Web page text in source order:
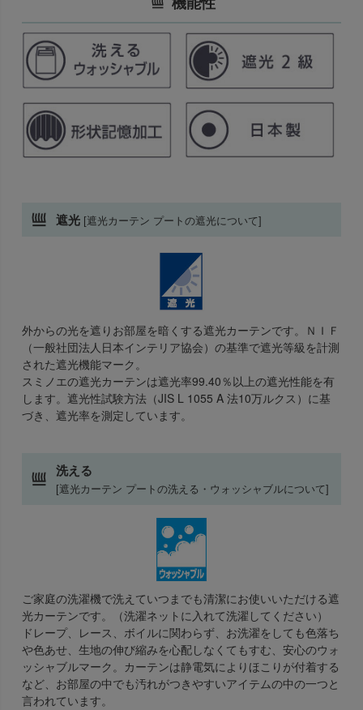
遮光 [遮光カーテン プートの遮光について]
外からの光を遮りお部屋を暗くする遮光カーテンです。ＮＩＦ
（一般社団法人日本インテリア協会）の基準で遮光等級を計測
された遮光機能マーク。
スミノエの遮光カーテンは遮光率99.40％以上の遮光性能を有
します。遮光性試験方法（JIS L 1055 A 法10万ルクス）に基
づき、遮光率を測定しています。
洗える
[遮光カーテン プートの洗える・ウォッシャブルについて]
ご家庭の洗濯機で洗えていつまでも清潔にお使いいただける遮
光カーテンです。（洗濯ネットに入れて洗濯してください）
ドレープ、レース、ボイルに関わらず、お洗濯をしても色落ち
や色あせ、生地の伸び縮みを心配しなくてもすむ、安心のウォ
ッシャブルマーク。カーテンは静電気によりほこりが付着する
など、お部屋の中でも汚れがつきやすいアイテムの中の一つと
言われています。